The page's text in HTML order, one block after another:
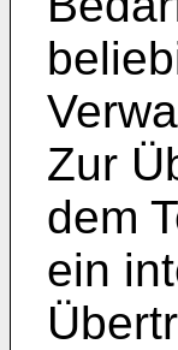
Zur
dem
ein